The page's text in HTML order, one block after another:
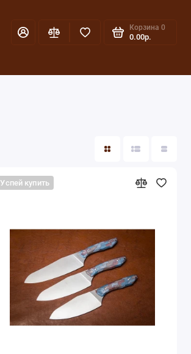
Корзина 0
0.00р.
Успей купить